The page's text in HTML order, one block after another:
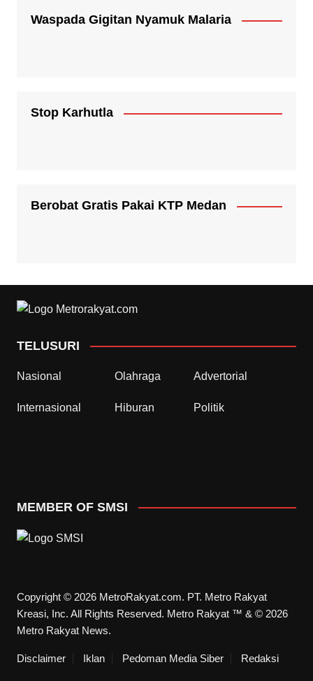
Waspada Gigitan Nyamuk Malaria
Stop Karhutla
Berobat Gratis Pakai KTP Medan
TELUSURI
Nasional Olahraga Advertorial
Internasional Hiburan Politik
MEMBER OF SMSI
Copyright © 2026 MetroRakyat.com. PT. Metro Rakyat
Kreasi, Inc. All Rights Reserved. Metro Rakyat ™ & © 2026
Metro Rakyat News.
Disclaimer Iklan Pedoman Media Siber Redaksi